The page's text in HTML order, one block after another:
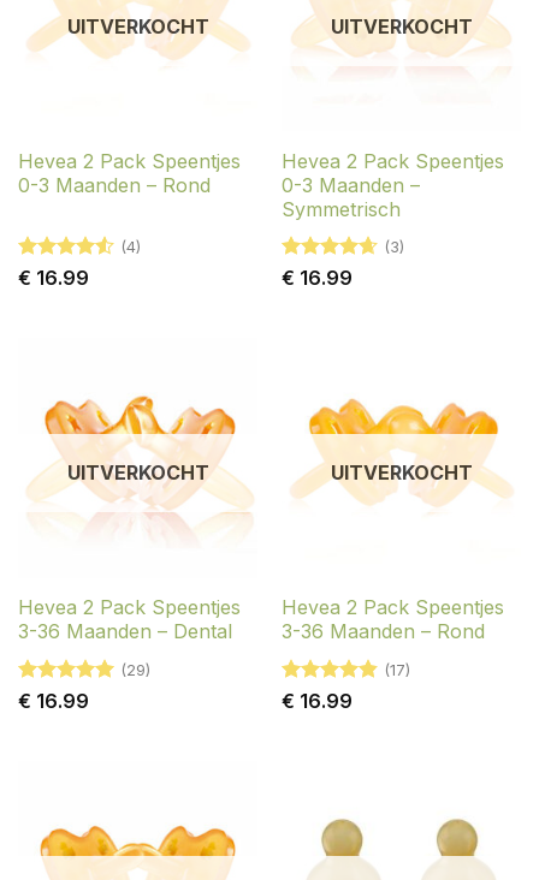
UITVERKOCHT
Hevea 2 Pack Speentjes
0-3 Maanden – Rond
Gewaardeerd
(4)
€ 16.99
UITVERKOCHT
Hevea 2 Pack Speentjes
0-3 Maanden –
Symmetrisch
Gewaardeerd
(3)
€ 16.99
UITVERKOCHT
Hevea 2 Pack Speentjes
3-36 Maanden – Dental
Gewaardeerd
(29)
€ 16.99
UITVERKOCHT
Hevea 2 Pack Speentjes
3-36 Maanden – Rond
Gewaardeerd
(17)
€ 16.99